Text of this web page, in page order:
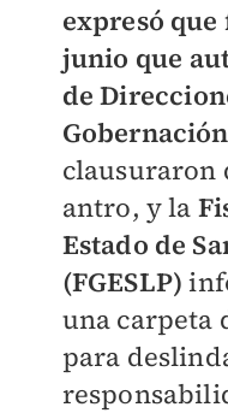
expresó que
junio que
de
clausuraron
antro, y la
Estado de
(FGESLP)
una carpeta
para